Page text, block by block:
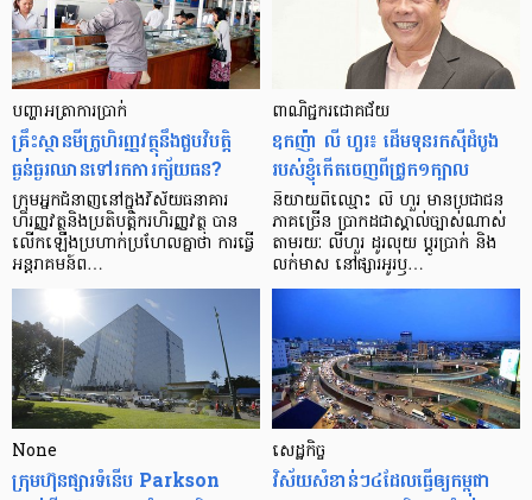
បញ្ហា​អត្រា​ការប្រាក់
គ្រឹះស្ថាន​មីក្រូ​ហិរញ្ញវត្ថុ​នឹង​ជួប​វិបត្តិ​
ធ្ងន់ធ្ងរ​ឈាន​ទៅ​រក​ការ​ក្ស័យធន?
ក្រុម​អ្នក​ជំនាញ​នៅ​ក្នុង​វិស័យ​ធនាគារ
ហិរញ្ញវត្ថុ​និង​ប្រតិបត្តិករ​ហិរញ្ញ​វត្ថុ បាន​​
លើក​ឡើង​ប្រហាក់​ប្រហែល​គ្នា​ថា ការ​ធ្វើ​
អន្តរាគមន៍​ព…
ពាណិជ្ជករជោគជ័យ
ឧកញ៉ា លី ហួរ៖ ដើមទុនរកស៊ីដំបូង
របស់ខ្ញុំកើតចេញពីជ្រូក១ក្បាល
និយាយ​ពី​ឈ្មោះ លី ហួរ មាន​ប្រជាជន​
ភាគ​ច្រើន ប្រាកដ​ជា​ស្គាល់​ច្បាស់​ណាស់
តាមរយៈ លីហួរ ដូរ​លុយ ប្តូរ​បា្រក់ និង​
លក់​មាស នៅ​ផ្សារ​អូរ​ឫ…
None
ក្រុមហ៊ុនផ្សារទំនើប Parkson
សេដ្ឋកិច្ច​
វិស័យ​សំខាន់ៗ​៤​ដែល​ធ្វើ​ឲ្យ​កម្ពុជា​